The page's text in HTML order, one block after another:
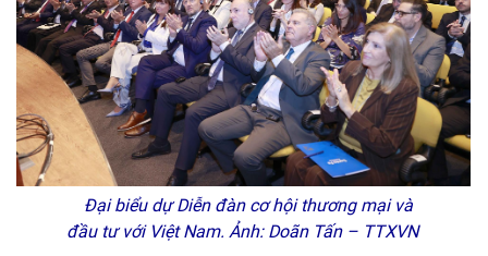
Đại biểu dự Diễn đàn cơ hội thương mại và
đầu tư với Việt Nam. Ảnh: Doãn Tấn – TTXVN